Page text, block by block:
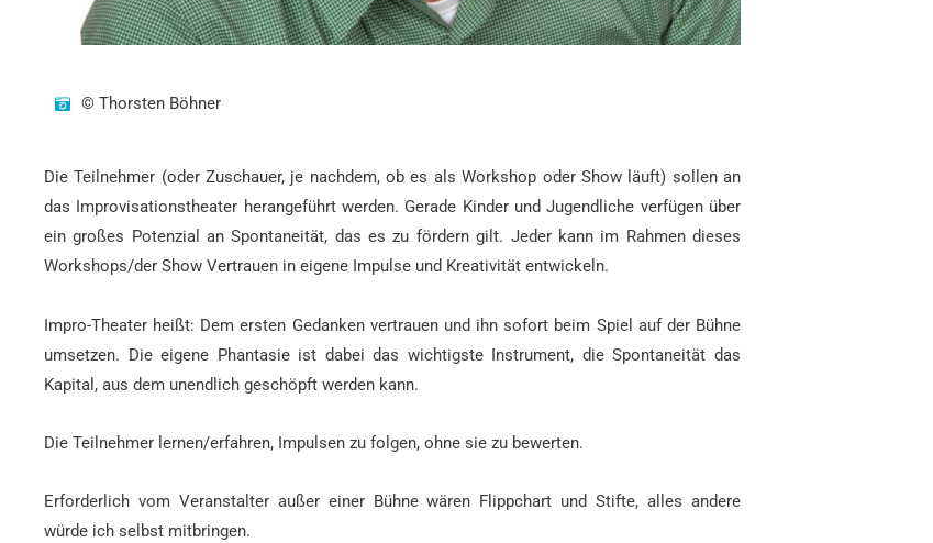
© Thorsten Böhner
Die Teilnehmer (oder Zuschauer, je nachdem, ob es als Workshop oder Show läuft) sollen an
das Improvisationstheater herangeführt werden. Gerade Kinder und Jugendliche verfügen über
ein großes Potenzial an Spontaneität, das es zu fördern gilt. Jeder kann im Rahmen dieses
Workshops/der Show Vertrauen in eigene Impulse und Kreativität entwickeln.
Impro-Theater heißt: Dem ersten Gedanken vertrauen und ihn sofort beim Spiel auf der Bühne
umsetzen. Die eigene Phantasie ist dabei das wichtigste Instrument, die Spontaneität das
Kapital, aus dem unendlich geschöpft werden kann.
Die Teilnehmer lernen/erfahren, Impulsen zu folgen, ohne sie zu bewerten.
Erforderlich vom Veranstalter außer einer Bühne wären Flippchart und Stifte, alles andere
würde ich selbst mitbringen.